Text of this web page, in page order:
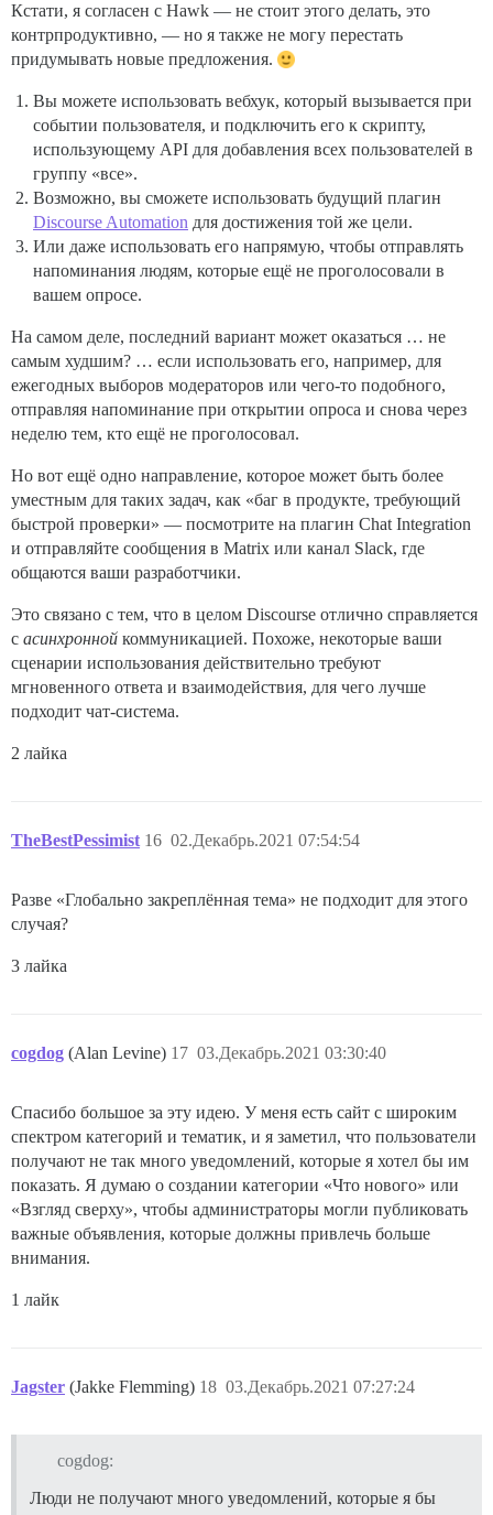
Кстати, я согласен с Hawk — не стоит этого делать, это
контрпродуктивно, — но я также не могу перестать
придумывать новые предложения.
Вы можете использовать вебхук, который вызывается при
событии пользователя, и подключить его к скрипту,
использующему API для добавления всех пользователей в
группу «все».
Возможно, вы сможете использовать будущий плагин
Discourse Automation для достижения той же цели.
Или даже использовать его напрямую, чтобы отправлять
напоминания людям, которые ещё не проголосовали в
вашем опросе.
На самом деле, последний вариант может оказаться … не
самым худшим? … если использовать его, например, для
ежегодных выборов модераторов или чего-то подобного,
отправляя напоминание при открытии опроса и снова через
неделю тем, кто ещё не проголосовал.
Но вот ещё одно направление, которое может быть более
уместным для таких задач, как «баг в продукте, требующий
быстрой проверки» — посмотрите на плагин Chat Integration
и отправляйте сообщения в Matrix или канал Slack, где
общаются ваши разработчики.
Это связано с тем, что в целом Discourse отлично справляется
с асинхронной коммуникацией. Похоже, некоторые ваши
сценарии использования действительно требуют
мгновенного ответа и взаимодействия, для чего лучше
подходит чат-система.
2 лайка
TheBestPessimist 02.Декабрь.2021 07:54:54
16
Разве «Глобально закреплённая тема» не подходит для этого
случая?
3 лайка
cogdog (Alan Levine) 03.Декабрь.2021 03:30:40
17
Спасибо большое за эту идею. У меня есть сайт с широким
спектром категорий и тематик, и я заметил, что пользователи
получают не так много уведомлений, которые я хотел бы им
показать. Я думаю о создании категории «Что нового» или
«Взгляд сверху», чтобы администраторы могли публиковать
важные объявления, которые должны привлечь больше
внимания.
1 лайк
Jagster (Jakke Flemming) 03.Декабрь.2021 07:27:24
18
cogdog:
Люди не получают много уведомлений, которые я бы